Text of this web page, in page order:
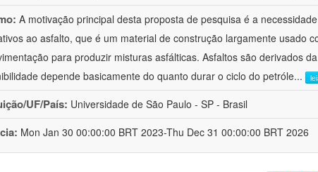
A motivação principal desta proposta de pesquisa é a
ao asfalto, que é um material de construção largamente usado
para produzir misturas asfálticas. Asfaltos são derivados
depende basicamente do quanto durar o ciclo do petróle...
UF/País: Universidade de São Paulo - SP - Brasil
Mon Jan 30 00:00:00 BRT 2023-Thu Dec 31 00:00:00 BRT 2026